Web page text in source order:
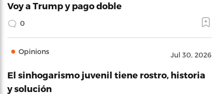
Voy a Trump y pago doble
0
Opinions Jul 30, 2026
El sinhogarismo juvenil tiene rostro, historia
y solución